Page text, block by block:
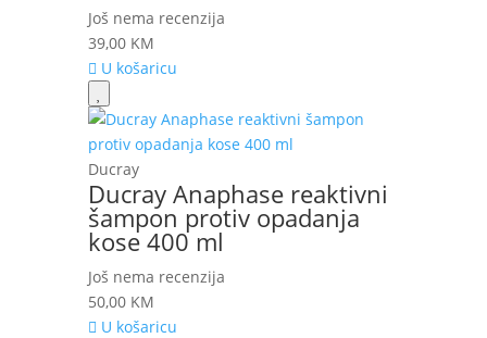
Još nema recenzija
39,00 KM
U košaricu
Ducray
Ducray Anaphase reaktivni
šampon protiv opadanja
kose 400 ml
Još nema recenzija
50,00 KM
U košaricu